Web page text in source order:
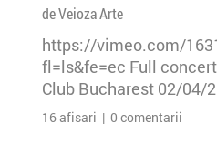
de Veioza Arte
https://vimeo.com/
fl=ls&fe=ec Full
Club Bucharest 02/04/
16 afisari | 0 comentarii